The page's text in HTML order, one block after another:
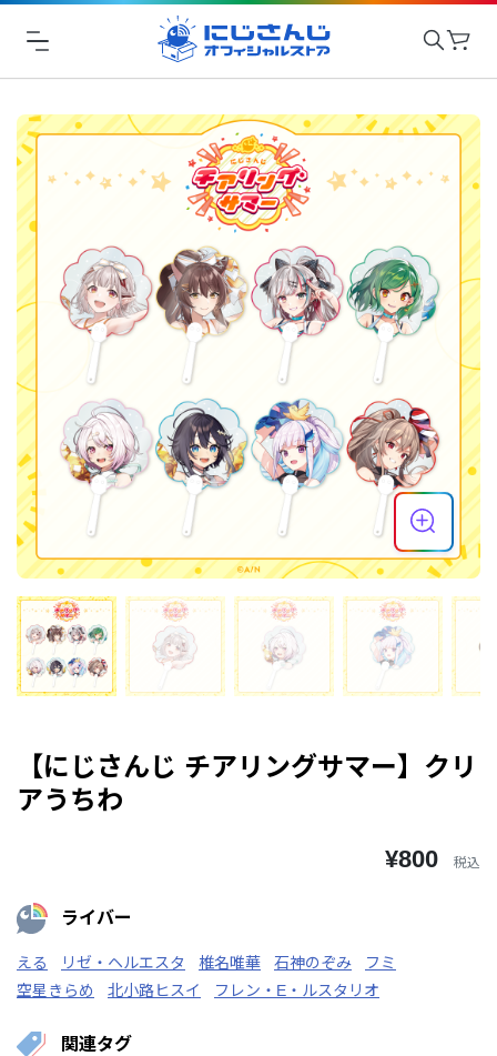
【にじさんじ チアリングサマー】クリ
アうちわ
¥800 税込
ライバー
える リゼ・ヘルエスタ 椎名唯華 石神のぞみ
フミ
空星きらめ
北小路ヒスイ フレン・E・ルスタリオ
関連タグ